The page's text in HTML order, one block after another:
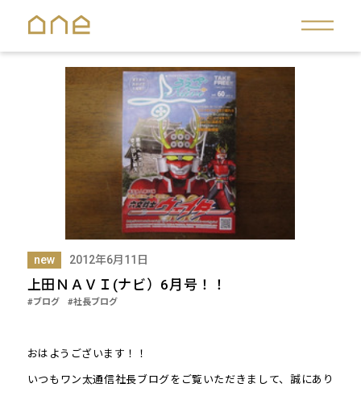
new 2012年6月11日
上田ＮＡＶＩ(ナビ）6月号！！
#ブログ #社長ブログ
おはようございます！！
いつもワン太通信社長ブログをご覧いただきまして、誠にあり